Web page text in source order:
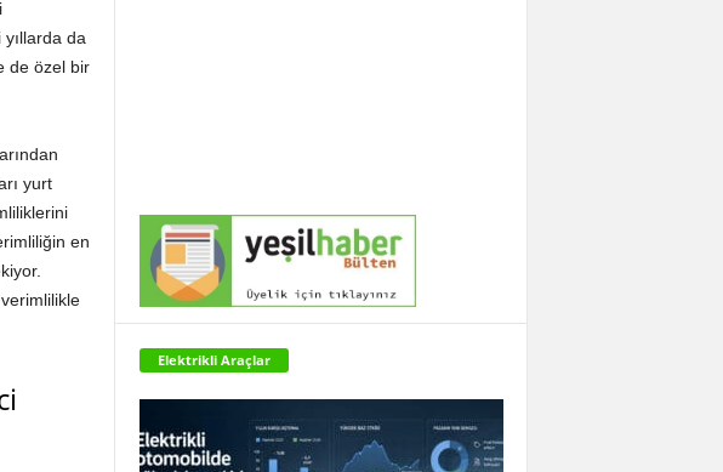
da
de özel bir
yurt
en
Elektrikli Araçlar